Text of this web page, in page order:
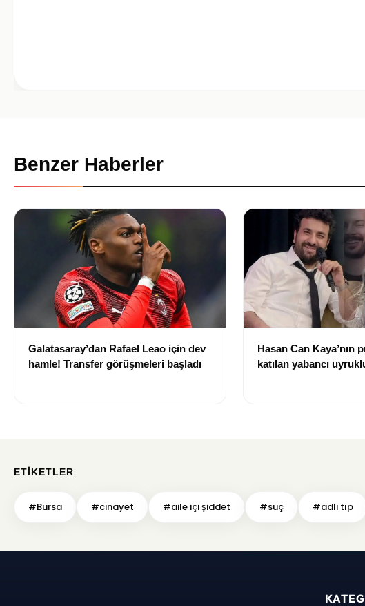
Benzer Haberler
Galatasaray’dan Rafael Leao için dev
hamle! Transfer görüşmeleri başladı
Hasan Can Kaya’nın
katılan yabancı
ETIKETLER
#Bursa #cinayet #aile içi şiddet #suç #adli tıp